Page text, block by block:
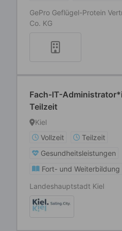
GePro Geflügel-Protein
Co. KG
Fach-IT-
Teilzeit
Kiel
Vollzeit
Teilzeit
Gesundheitsleistungen
Fort- und Weiterbildung
Landeshauptstadt Kiel